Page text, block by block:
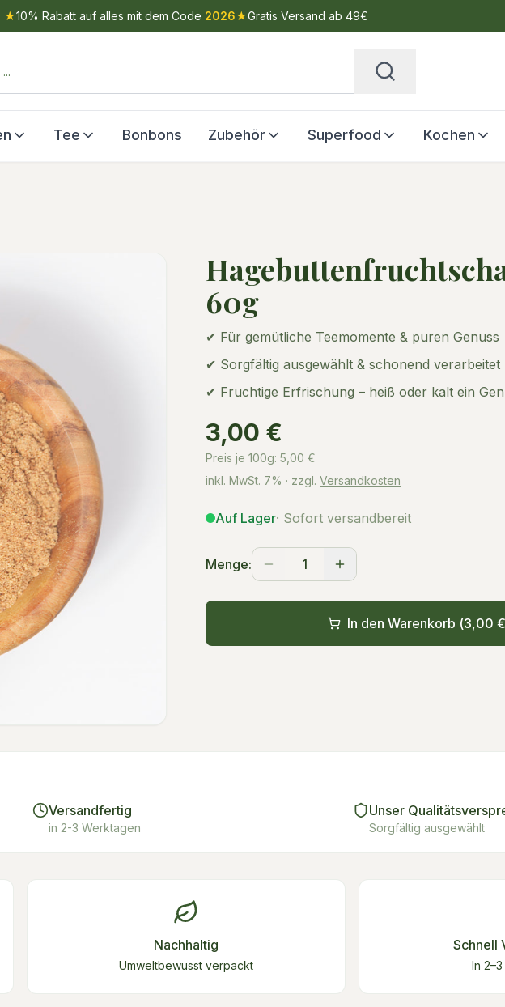
★10% Rabatt auf alles mit dem Code 2026★Gratis Versand ab 49€
Tee Bonbons Zubehör Superfood Kochen
60g
✔ Für gemütliche Teemomente & puren Genuss
✔ Sorgfältig ausgewählt & schonend verarbeitet
✔ Fruchtige Erfrischung – heiß oder kalt ein
3,00 €
Preis je 100g: 5,00 €
inkl. MwSt. 7% · zzgl. Versandkosten
Auf Lager· Sofort versandbereit
Menge: 1
In den Warenkorb (3,00 €
Versandfertig
in 2-3 Werktagen
Unser
Sorgfältig ausgewählt
Nachhaltig
Umweltbewusst verpackt
Schnell
In